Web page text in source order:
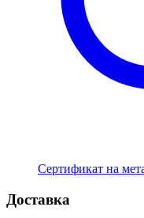
Сертификат на
Доставка